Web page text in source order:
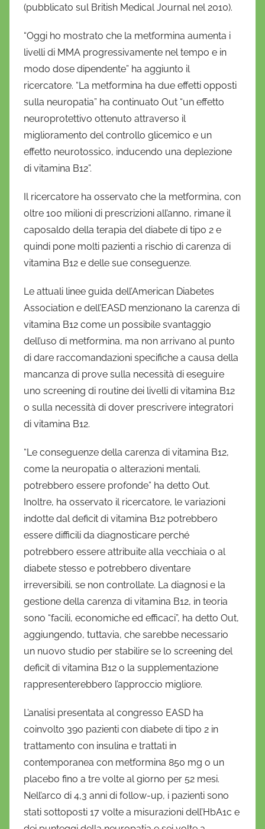
(pubblicato sul British Medical Journal nel 2010).
“Oggi ho mostrato che la metformina aumenta i
livelli di MMA progressivamente nel tempo e in
modo dose dipendente” ha aggiunto il
ricercatore. “La metformina ha due effetti opposti
sulla neuropatia” ha continuato Out “un effetto
neuroprotettivo ottenuto attraverso il
miglioramento del controllo glicemico e un
effetto neurotossico, inducendo una deplezione
di vitamina B12”.
Il ricercatore ha osservato che la metformina, con
oltre 100 milioni di prescrizioni all’anno, rimane il
caposaldo della terapia del diabete di tipo 2 e
quindi pone molti pazienti a rischio di carenza di
vitamina B12 e delle sue conseguenze.
Le attuali linee guida dell’American Diabetes
Association e dell’EASD menzionano la carenza di
vitamina B12 come un possibile svantaggio
dell’uso di metformina, ma non arrivano al punto
di dare raccomandazioni specifiche a causa della
mancanza di prove sulla necessità di eseguire
uno screening di routine dei livelli di vitamina B12
o sulla necessità di dover prescrivere integratori
di vitamina B12.
“Le conseguenze della carenza di vitamina B12,
come la neuropatia o alterazioni mentali,
potrebbero essere profonde” ha detto Out.
Inoltre, ha osservato il ricercatore, le variazioni
indotte dal deficit di vitamina B12 potrebbero
essere difficili da diagnosticare perché
potrebbero essere attribuite alla vecchiaia o al
diabete stesso e potrebbero diventare
irreversibili, se non controllate. La diagnosi e la
gestione della carenza di vitamina B12, in teoria
sono “facili, economiche ed efficaci”, ha detto Out,
aggiungendo, tuttavia, che sarebbe necessario
un nuovo studio per stabilire se lo screening del
deficit di vitamina B12 o la supplementazione
rappresenterebbero l’approccio migliore.
L’analisi presentata al congresso EASD ha
coinvolto 390 pazienti con diabete di tipo 2 in
trattamento con insulina e trattati in
contemporanea con metformina 850 mg o un
placebo fino a tre volte al giorno per 52 mesi.
Nell’arco di 4,3 anni di follow-up, i pazienti sono
stati sottoposti 17 volte a misurazioni dell’HbA1c e